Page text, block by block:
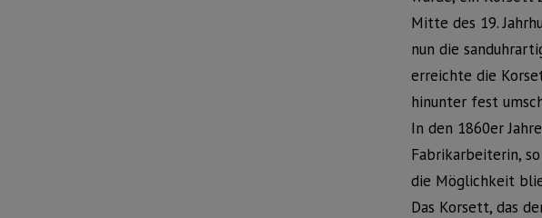
Mitte des 19.
nun die
erreichte die
hinunter fest
In den 1860er
Fabrikarbeiterin,
die Möglichkeit
Das Korsett, das